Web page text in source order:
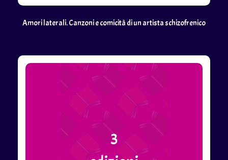
Amori laterali. Canzoni e comicità di un artista schizofrenico
3